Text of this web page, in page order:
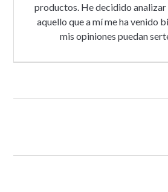
productos. He decidido
aquello que a mí me ha venido
mis opiniones puedan